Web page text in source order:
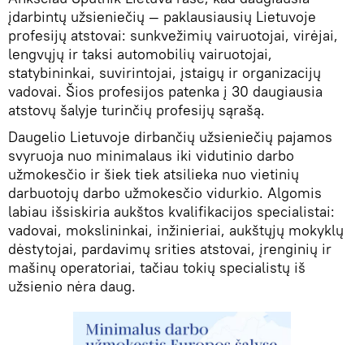
įdarbintų užsieniečių — paklausiausių Lietuvoje
profesijų atstovai: sunkvežimių vairuotojai, virėjai,
lengvųjų ir taksi automobilių vairuotojai,
statybininkai, suvirintojai, įstaigų ir organizacijų
vadovai. Šios profesijos patenka į 30 daugiausia
atstovų šalyje turinčių profesijų sąrašą.
Daugelio Lietuvoje dirbančių užsieniečių pajamos
svyruoja nuo minimalaus iki vidutinio darbo
užmokesčio ir šiek tiek atsilieka nuo vietinių
darbuotojų darbo užmokesčio vidurkio. Algomis
labiau išsiskiria aukštos kvalifikacijos specialistai:
vadovai, mokslininkai, inžinieriai, aukštųjų mokyklų
dėstytojai, pardavimų srities atstovai, įrenginių ir
mašinų operatoriai, tačiau tokių specialistų iš
užsienio nėra daug.